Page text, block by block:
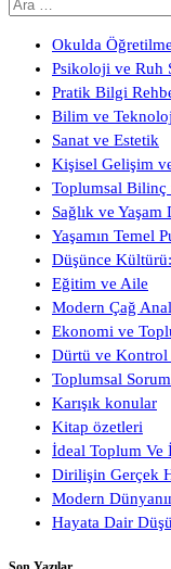
Arama:
Okulda
Psikoloji ve Ruh
Pratik Bilgi
Bilim ve
Sanat ve Estetik
Kişisel Gelişim
Toplumsal Bilinç
Sağlık ve Yaşam
Yaşamın Temel
Düşünce
Eğitim ve Aile
Modern Çağ
Ekonomi ve
Dürtü ve Kontrol
Toplumsal
Karışık konular
Kitap özetleri
İdeal Toplum Ve
Dirilişin Gerçek
Modern
Hayata Dair